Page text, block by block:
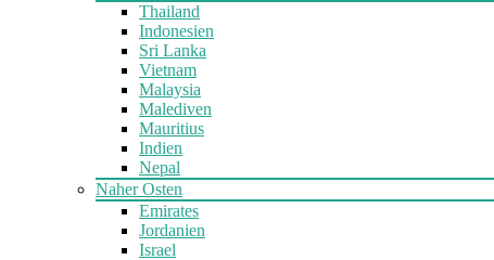
Thailand
Indonesien
Sri Lanka
Vietnam
Malaysia
Malediven
Mauritius
Indien
Nepal
Naher Osten
Emirates
Jordanien
Israel